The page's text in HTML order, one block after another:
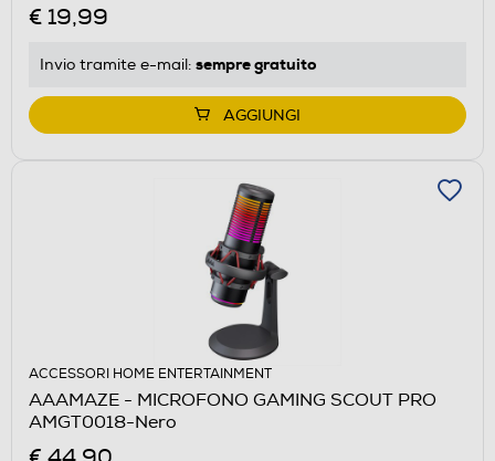
€ 19,99
Invio tramite e-mail: sempre gratuito
AGGIUNGI
ACCESSORI HOME ENTERTAINMENT
AAAMAZE - MICROFONO GAMING SCOUT PRO
AMGT0018-Nero